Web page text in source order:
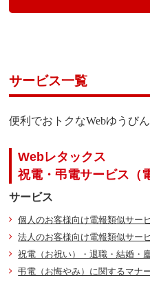
サービス一覧
便利でおトクなWebゆうび
Webレタックス
祝電・弔電サービス（
サービス
個人のお客様向け電報類似サー
法人のお客様向け電報類似サー
祝電（お祝い）・退職・結婚・
弔電（お悔やみ）に関するマナ